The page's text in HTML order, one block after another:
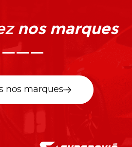
nos marques
nos marques